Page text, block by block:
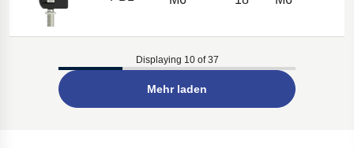
Displaying 10 of 37
Mehr laden